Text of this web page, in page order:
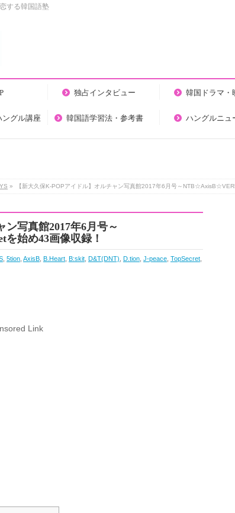
する韓国語塾
独占インタビュー 韓国ドラマ・
ングル講座 韓国語学習法・参考書 ハングルニュ
» 【新大久保K-POPアイドル】オルチャン写真館2017年6月号～
ン写真館2017年6月号～
始め43画像収録！
5tion AxisB B.Heart B:skit D&T(DNT) D.tion J-peace TopSecret
Link